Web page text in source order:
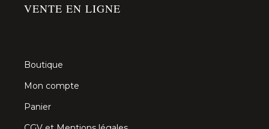
VENTE EN LIGNE
Boutique
Mon compte
Panier